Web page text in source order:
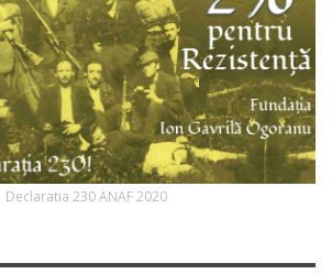
Declaratia 230 ANAF 2020